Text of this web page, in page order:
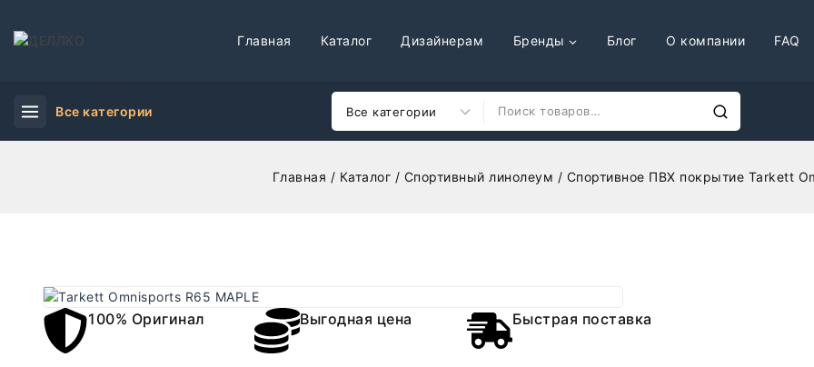
Главная Каталог Дизайнерам Бренды Блог О компании FAQ
Все категории
Главная / Каталог / Спортивный линолеум / Спортивное ПВХ покрытие Tarkett
100% Оригинал Выгодная цена Быстрая поставка